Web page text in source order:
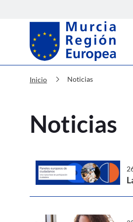
Murcia Región
Inicio chevron_right Noticias
Noticias